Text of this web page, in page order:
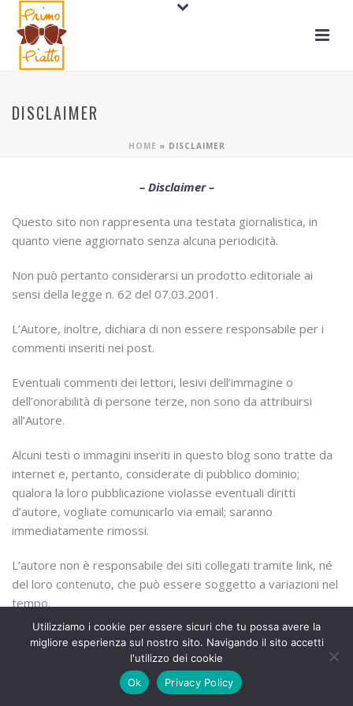
DISCLAIMER
HOME » DISCLAIMER
– Disclaimer –
Questo sito non rappresenta una testata giornalistica, in
quanto viene aggiornato senza alcuna periodicità.
Non può pertanto considerarsi un prodotto editoriale ai
sensi della legge n. 62 del 07.03.2001.
L’Autore, inoltre, dichiara di non essere responsabile per i
commenti inseriti nei post.
Eventuali commenti dei lettori, lesivi dell’immagine o
dell’onorabilità di persone terze, non sono da attribuirsi
all’Autore.
Alcuni testi o immagini inseriti in questo blog sono tratte da
internet e, pertanto, considerate di pubblico dominio;
qualora la loro pubblicazione violasse eventuali diritti
d’autore, vogliate comunicarlo via email; saranno
immediatamente rimossi.
L’autore non è responsabile dei siti collegati tramite link, né
del loro contenuto, che può essere soggetto a variazioni nel
tempo.
© 2024 | Primo Piatto - Via Otello Putinati, 117/119, 44123
Ferrara FE - Tel. 0532 764293 | p.iva 01706720388 |
Cookie Policy|Disclaimer|
Utilizziamo i cookie per essere sicuri che tu possa avere la
migliore esperienza sul nostro sito. Navigando il sito accetti
l'utilizzo dei cookie
Ok
Privacy Policy